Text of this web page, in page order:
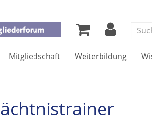
Mitgliedschaft Weiterbildung